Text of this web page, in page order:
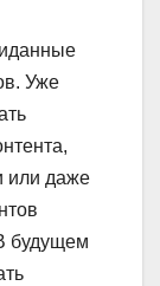
Уже
или даже
будущем